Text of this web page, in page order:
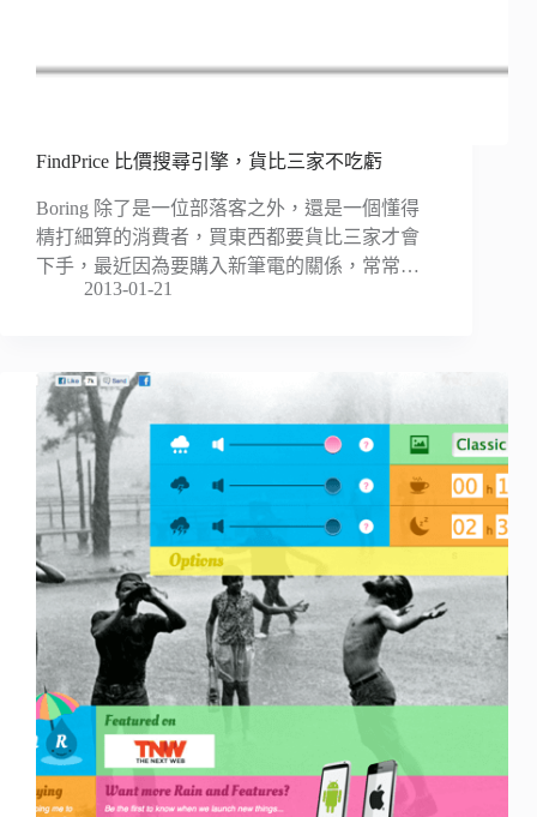
FindPrice 比價搜尋引擎，貨比三家不吃虧
Boring 除了是一位部落客之外，還是一個懂得
精打細算的消費者，買東西都要貨比三家才會
下手，最近因為要購入新筆電的關係，常常…
2013-01-21